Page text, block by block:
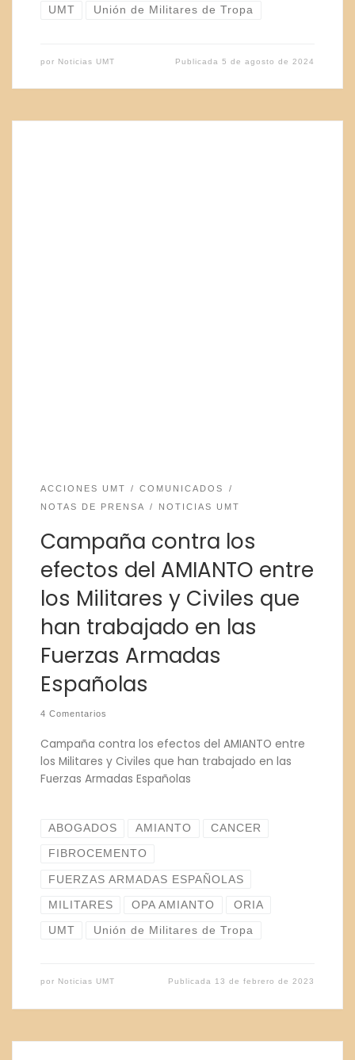
UMT Unión de Militares de Tropa
por Noticias UMT Publicada5 de agosto de 2024
ACCIONES UMT
COMUNICADOS
NOTAS DE PRENSA
NOTICIAS UMT
Campaña contra los
efectos del AMIANTO entre
los Militares y Civiles que
han trabajado en las
Fuerzas Armadas
Españolas
4 Comentarios
Campaña contra los efectos del AMIANTO entre
los Militares y Civiles que han trabajado en las
Fuerzas Armadas Españolas
ABOGADOS AMIANTO CANCER
FIBROCEMENTO
FUERZAS ARMADAS ESPAÑOLAS
MILITARES OPA AMIANTO ORIA
UMT Unión de Militares de Tropa
por Noticias UMT Publicada 13 de febrero de 2023